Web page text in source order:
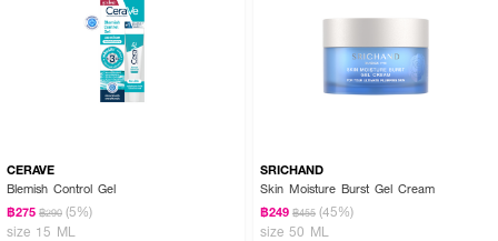
· Power Fermented Camellia+ ช่วยกำจัดเซลล์ผิวที่เสื่อมสภาพ พร้อมฟื้น
บำรุงผิวให้ดูแข็งแรง
CERAVE
Blemish Control Gel
฿275 ฿290 (5%)
size 15 ML
SRICHAND
Skin Moisture Burst Gel Cream
฿249 ฿455 (45%)
size 50 ML